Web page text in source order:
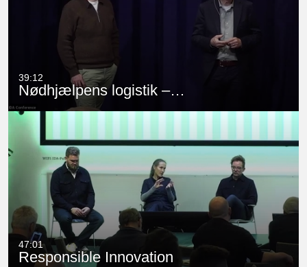
39:12
Nødhjælpens logistik –…
47:01
Responsible Innovation